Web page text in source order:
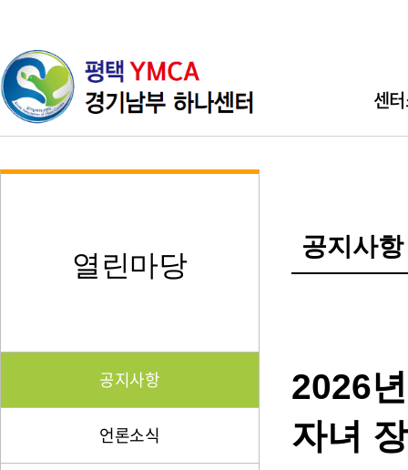
센
직원소개
열린마당
공지사항
언론소식
공지사항
2026
자녀